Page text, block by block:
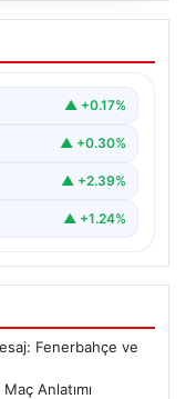
Canlı
▲ +0.17%
▲ +0.30%
▲ +2.39%
▲ +1.24%
Fenerbahçe ve
Anlatımı